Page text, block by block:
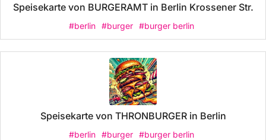
Speisekarte von BURGERAMT in Berlin Krossener Str.
#berlin #burger #burger berlin
Speisekarte von THRONBURGER in Berlin
#berlin #burger #burger berlin